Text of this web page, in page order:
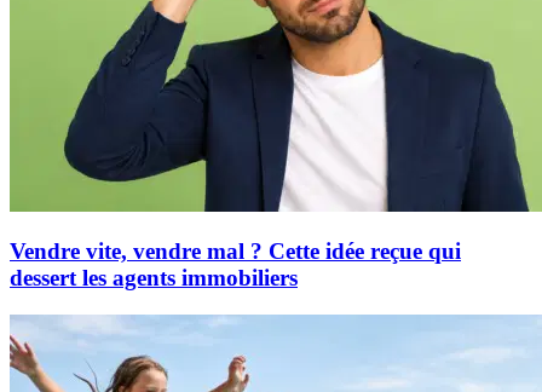
Vendre vite, vendre mal ? Cette idée reçue qui
dessert les agents immobiliers